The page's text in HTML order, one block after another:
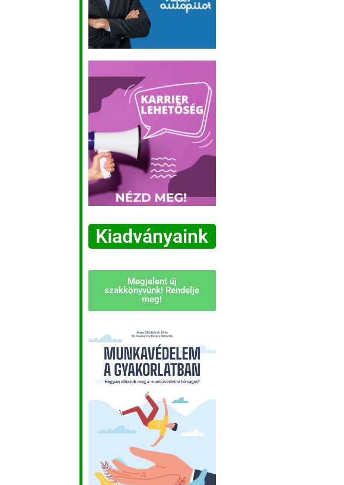
Kiadványaink
Megjelent új
szakkönyvünk! Rendelje
meg!